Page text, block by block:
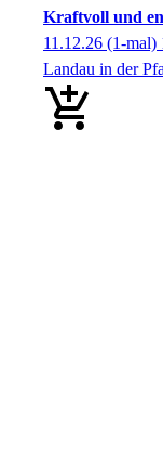
Kraftvoll und
11.12.26 (1-mal)
Landau in der